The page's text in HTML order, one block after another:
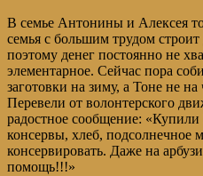
В семье Антонины и Алексея
семья с большим трудом
поэтому денег постоянно не
элементарное. Сейчас пора
заготовки на зиму, а Тоне не
Перевели от волонтерского
радостное сообщение: «Купили
консервы, хлеб, подсолнечное
консервировать. Даже на
помощь!!!»